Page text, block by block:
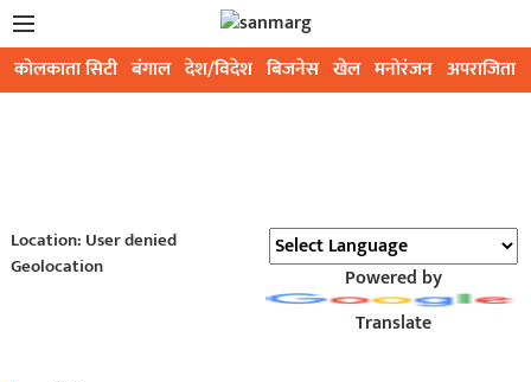
कोलकाता सिटी बंगाल देश/विदेश बिजनेस खेल मनोरंजन अपराजिता
Location: User denied
Geolocation
Powered by
Translate